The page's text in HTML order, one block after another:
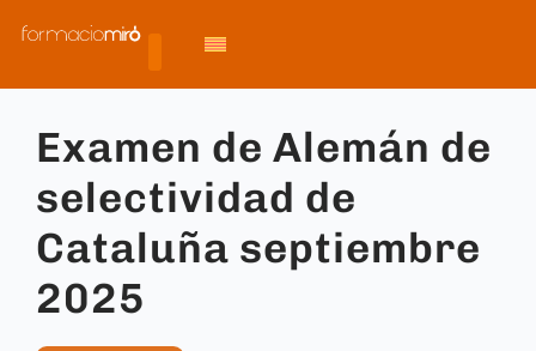
Examen de Alemán de
selectividad de
Cataluña septiembre
2025